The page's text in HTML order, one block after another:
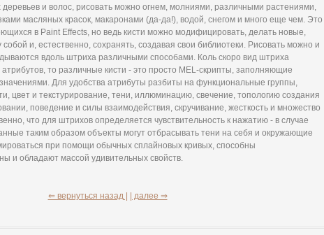
и волос, рисовать можно огнем, молниями, различными растениями,
масляных красок, макаронами (да-да!), водой, снегом и много еще чем. Это
в Paint Effects, но ведь кисти можно модифицировать, делать новые,
и, естественно, сохранять, создавая свои библиотеки. Рисовать можно и
вдоль штриха различными способами. Коль скоро вид штриха
то различные кисти - это просто MEL-скрипты, заполняющие
Для удобства атрибуты разбиты на функциональные группы,
цвет и текстурирование, тени, иллюминацию, свечение, топологию создания
поведение и силы взаимодействия, скручивание, жесткость и множество
что для штрихов определяется чувствительность к нажатию - в случае
таким образом объекты могут отбрасывать тени на себя и окружающие
при помощи обычных сплайновых кривых, способны
и обладают массой удивительных свойств.
⇐ вернуться назад | | далее ⇒